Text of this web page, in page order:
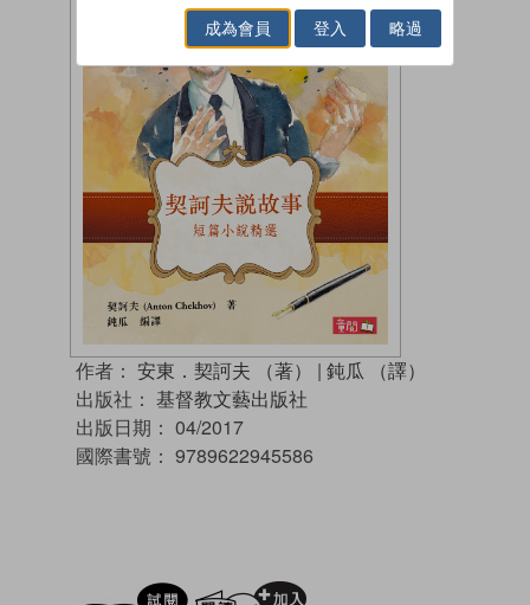
作者： 安東．契訶夫 （著） | 鈍瓜 （譯）
出版社： 基督教文藝出版社
出版日期： 04/2017
國際書號： 9789622945586
試閲
成為會員 登入 略過